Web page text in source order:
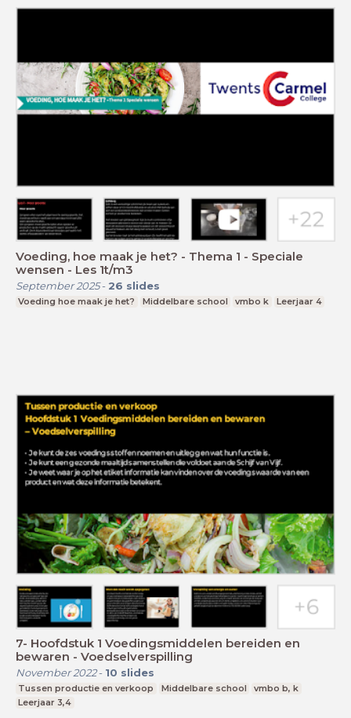
Voeding, hoe maak je het? - Thema 1 - Speciale
wensen - Les 1t/m3
September 2025- 26 slides
Voeding hoe maak je het? Middelbare school vmbo k Leerjaar 4
7- Hoofdstuk 1 Voedingsmiddelen bereiden en
bewaren - Voedselverspilling
November 2022- 10 slides
Tussen productie en verkoop Middelbare school
vmbo b, k
Leerjaar 3,4